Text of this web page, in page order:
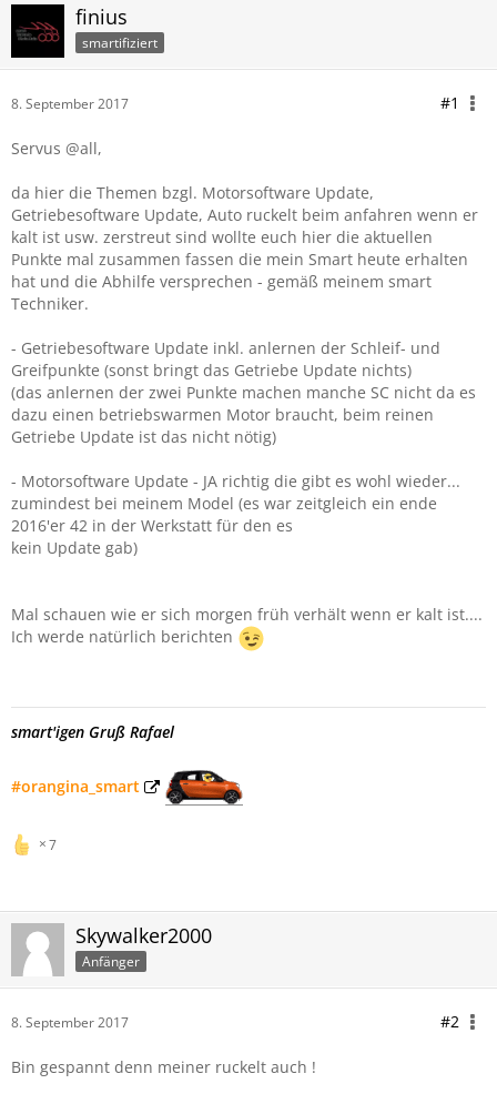
finius
smartifiziert
8. September 2017 #1
Servus @all,
da hier die Themen bzgl. Motorsoftware Update,
Getriebesoftware Update, Auto ruckelt beim anfahren wenn er
kalt ist usw. zerstreut sind wollte euch hier die aktuellen
Punkte mal zusammen fassen die mein Smart heute erhalten
hat und die Abhilfe versprechen - gemäß meinem smart
Techniker.
- Getriebesoftware Update inkl. anlernen der Schleif- und
Greifpunkte (sonst bringt das Getriebe Update nichts)
(das anlernen der zwei Punkte machen manche SC nicht da es
dazu einen betriebswarmen Motor braucht, beim reinen
Getriebe Update ist das nicht nötig)
- Motorsoftware Update - JA richtig die gibt es wohl wieder...
zumindest bei meinem Model (es war zeitgleich ein ende
2016'er 42 in der Werkstatt für den es
kein Update gab)
Mal schauen wie er sich morgen früh verhält wenn er kalt ist....
Ich werde natürlich berichten
smart'igen Gruß Rafael
#orangina_smart
7
Skywalker2000
Anfänger
8. September 2017 #2
Bin gespannt denn meiner ruckelt auch !